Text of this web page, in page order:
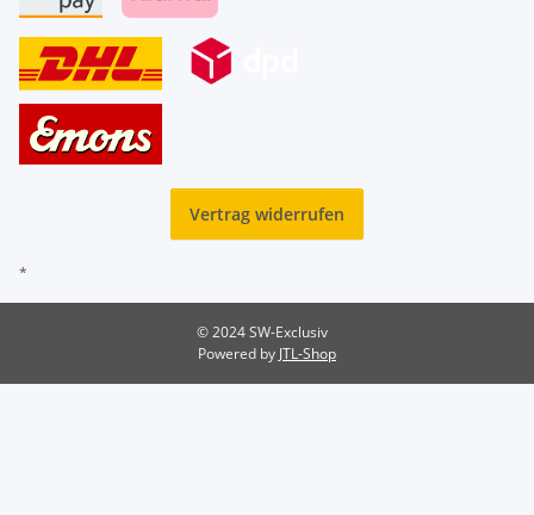
Vertrag widerrufen
*
© 2024 SW-Exclusiv
Powered by JTL-Shop